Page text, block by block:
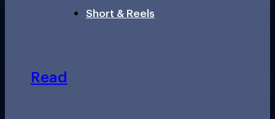
Short & Reels
Read